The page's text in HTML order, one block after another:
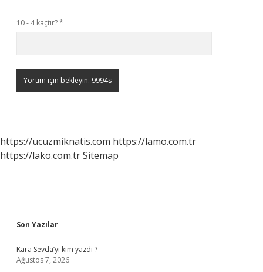
10 - 4 kaçtır?*
https://ucuzmiknatis.com https://lamo.com.tr
https://lako.com.trSitemap
Sidebar
Son Yazılar
Kara Sevda’yı kim yazdı ?
Ağustos 7, 2026